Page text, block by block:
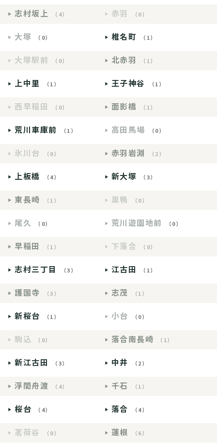
志村坂上 （4） 赤羽 （0）
大塚 （0） 椎名町 （1）
大塚駅前 （0） 北赤羽 （1）
上中里 （1） 王子神谷 （1）
西早稲田 （0） 面影橋 （1）
荒川車庫前 （1） 高田馬場 （0）
氷川台 （0） 赤羽岩淵 （2）
上板橋 （4） 新大塚 （3）
東長崎 （1） 巣鴨 （0）
尾久 （0） 荒川遊園地前 （0）
早稲田 （1） 下落合 （0）
志村三丁目 （3） 江古田 （1）
護国寺 （3） 志茂 （1）
新桜台 （1） 小台 （0）
駒込 （0） 落合南長崎 （1）
新江古田 （3） 中井 （2）
浮間舟渡 （4） 千石 （1）
桜台 （4） 落合 （4）
茗荷谷 （0） 蓮根 （6）